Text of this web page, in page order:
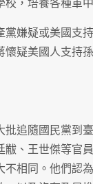
，培養各種軍
黨嫌疑或美國支
懷疑美國人支持
批追隨國民黨到
黻、王世傑等官
不相同。他們認